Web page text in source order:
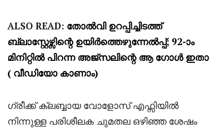
ALSO READ: തോൽവി ഉറപ്പിച്ചിടത്ത്
ബ്ലാസ്റ്റേഴ്സിന്റെ ഉയിർത്തെഴുന്നേൽപ്പ്; 92-ാം
മിനിറ്റിൽ പിറന്ന അജ്‌സലിന്റെ ആ ഗോൾ ഇതാ
( വീഡിയോ കാണാം)
ഗ്രീക്ക് ക്ലബ്ബായ വോളോസ് എഫ്സിയിൽ
നിന്നുള്ള പരിശീലക ചുമതല ഒഴിഞ്ഞ ശേഷം